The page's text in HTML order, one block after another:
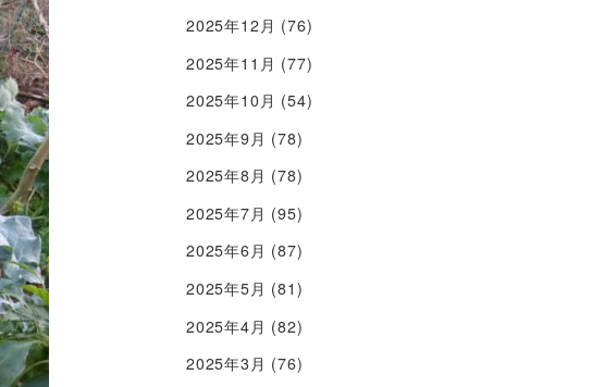
2025年12月 (76)
2025年11月 (77)
2025年10月 (54)
2025年9月 (78)
2025年8月 (78)
2025年7月 (95)
2025年6月 (87)
2025年5月 (81)
2025年4月 (82)
2025年3月 (76)